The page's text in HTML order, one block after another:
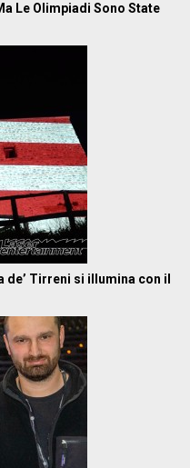
Le Olimpiadi Sono State
de’ Tirreni si illumina con il